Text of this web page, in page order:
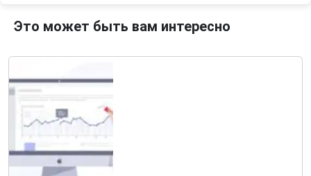
Это может быть вам интересно